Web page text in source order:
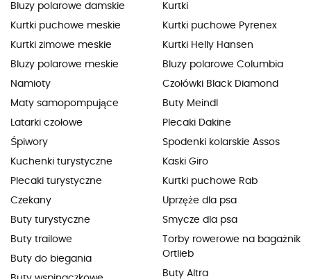
Bluzy polarowe damskie
Kurtki puchowe meskie
Kurtki zimowe meskie
Bluzy polarowe meskie
Namioty
Maty samopompujące
Latarki czołowe
Śpiwory
Kuchenki turystyczne
Plecaki turystyczne
Czekany
Buty turystyczne
Buty trailowe
Buty do biegania
Kurtki
Kurtki puchowe Pyrenex
Kurtki Helly Hansen
Bluzy polarowe Columbia
Czołówki Black Diamond
Buty Meindl
Plecaki Dakine
Spodenki kolarskie Assos
Kaski Giro
Kurtki puchowe Rab
Uprzęże dla psa
Smycze dla psa
Torby rowerowe na bagażnik
Ortlieb
Buty Altra